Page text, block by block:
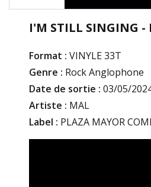
I'M STILL SINGING -
Format : VINYLE 33T
Genre : Rock Anglophone
Date de sortie : 03/05/
Artiste : MAL
Label : PLAZA MAYOR